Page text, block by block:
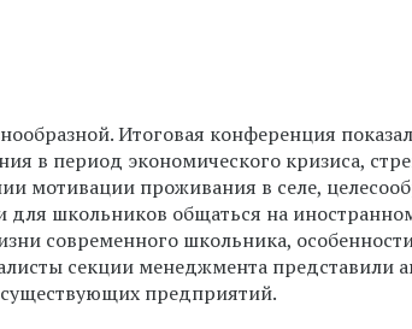
Итоговая конференция
в период экономического кризиса,
мотивации проживания в селе,
для школьников общаться на
современного школьника,
секции менеджмента представили
предприятий.